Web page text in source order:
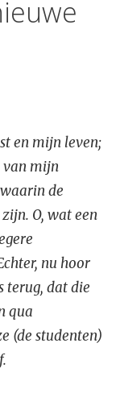
en mijn leven;
van mijn
de
O, wat een
nu hoor
terug, dat die
qua
(de studenten)